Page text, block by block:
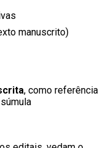
manuscrito)
, como referência